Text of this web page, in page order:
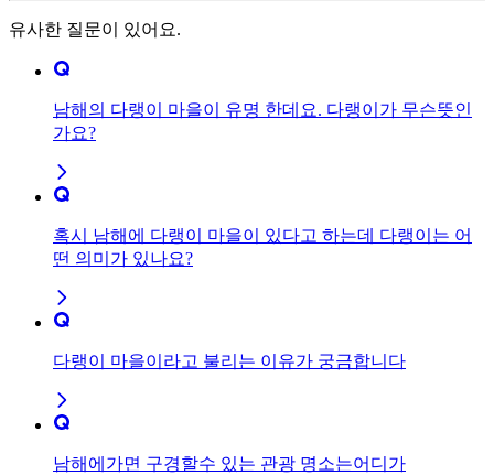
유사한 질문이 있어요.
남해의 다랭이 마을이 유명 한데요. 다랭이가 무슨뜻인
가요?
혹시 남해에 다랭이 마을이 있다고 하는데 다랭이는 어
떤 의미가 있나요?
다랭이 마을이라고 불리는 이유가 궁금합니다
남해에가면 구경할수 있는 관광 명소는어디가